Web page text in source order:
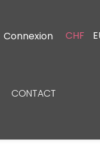
Connexion CHF
CONTACT